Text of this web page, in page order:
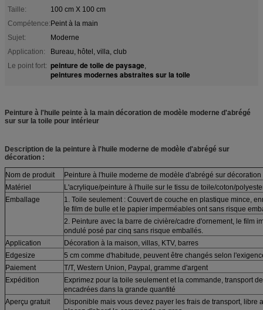
Taille:
100 cm X 100 cm
Compétence:Peint à la main
Sujet:
Moderne
Application:
Bureau, hôtel, villa, club
Le point fort: peinture de toile de paysage,
peintures modernes abstraites sur la toile
Peinture à l'huile peinte à la main décoration de modèle moderne d'abrégé
sur sur la toile pour intérieur
Description de la peinture à l'huile moderne de modèle d'abrégé sur
décoration :
Nom de produit
Peinture à l'huile moderne de modèle d'abrégé sur décoration
Matériel
L'acrylique/peinture à l'huile sur le tissu de toile/coton/
Emballage
1. Toile seulement : Couvert de couche en plastique mince,
le film de bulle et le papier imperméables ont sans risque
2. Peinture avec la barre de civière/cadre d'ornement, le film
ondulé posé par cinq sans risque emballés.
Application
Décoration à la maison, villas, KTV, barres
Edgesize
5 cm comme d'habitude, peuvent être changés selon
Paiement
T/T, Western Union, Paypal, gramme d'argent
Expédition
Exprimez pour la toile seulement et la commande, transport
encadrées dans la grande quantité
Aperçu gratuit
Disponible mais vous devez payer les frais de transport, libre